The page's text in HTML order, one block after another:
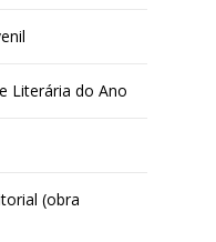
Literária do Ano
(obra